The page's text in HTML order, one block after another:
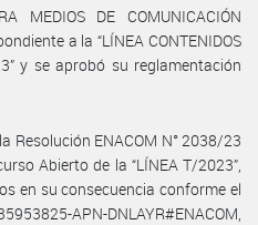
MEDIOS DE COMUNICACIÓN
a la “LÍNEA CONTENIDOS
y se aprobó su reglamentación
Resolución ENACOM N° 2038/23
Abierto de la “LÍNEA T/2023”,
en su consecuencia conforme el
APN-DNLAYR#ENACOM,